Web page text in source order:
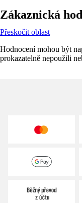
Zákaznická
Přeskočit oblast
Hodnocení mohou být
prokazatelně nepoužili